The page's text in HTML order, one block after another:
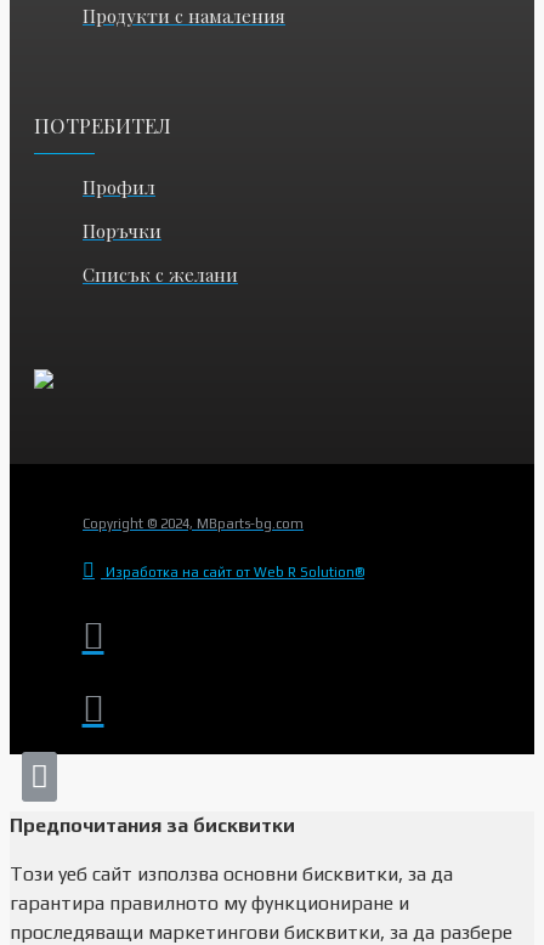
Продукти с намаления
ПОТРЕБИТЕЛ
Профил
Поръчки
Списък с желани
Copyright © 2024, MBparts-bg.com
Изработка на сайт от Web R Solution®
Предпочитания за бисквитки
Този уеб сайт използва основни бисквитки, за да
гарантира правилното му функциониране и
проследяващи маркетингови бисквитки, за да разбере